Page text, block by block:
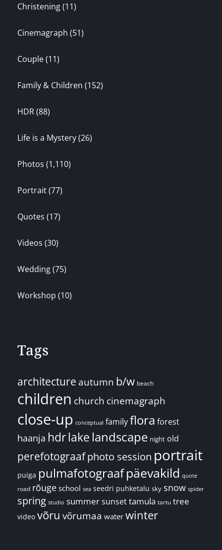
Christening(11)
Cinemagraph (51)
Couple(11)
Family & Children (152)
HDR(88)
Life is a Mystery(26)
Photos (1,110)
Portrait(77)
Quotes (17)
Videos (30)
Wedding(75)
Workshop (10)
Tags
architecture autumn b/w beach
children church cinemagraph
close-up conceptual familyflora forest
haanja hdrlake landscape night old
perefotograafphoto session portrait
puiga pulmafotograafpäevakild quote
road rõuge school sea seedri puhketalu sky snow spider
spring studio summersunsettamula tartu tree
video võru võrumaa water winter